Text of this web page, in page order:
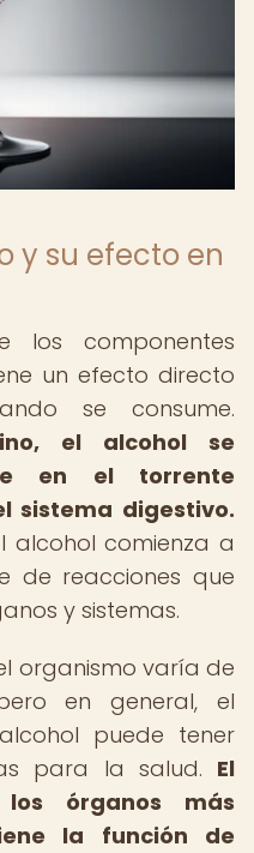
y su efecto en
los componentes
un efecto directo
se consume.
el alcohol se
en el torrente
sistema digestivo.
alcohol comienza a
de reacciones que
y sistemas.
organismo varía de
en general, el
puede tener
para la salud. El
órganos más
la función de